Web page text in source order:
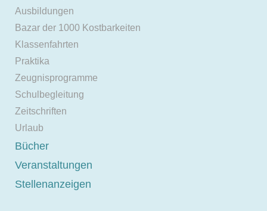
Ausbildungen
Bazar der 1000 Kostbarkeiten
Klassenfahrten
Praktika
Zeugnisprogramme
Schulbegleitung
Zeitschriften
Urlaub
Bücher
Veranstaltungen
Stellenanzeigen